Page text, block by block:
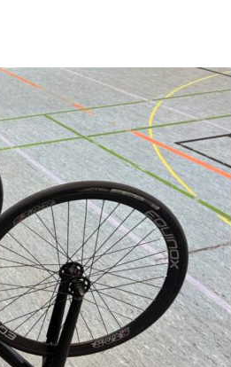
Flonheim
e.V.